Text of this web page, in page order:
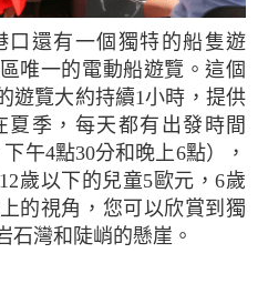
唯一的電動船遊覽。這個
遊覽大約持續1小時，提供
季，每天都有出發時間
午4點30分和晚上6點），
歲以下的兒童5歐元，6歲
的視角，您可以欣賞到獨
石灣和陡峭的懸崖。